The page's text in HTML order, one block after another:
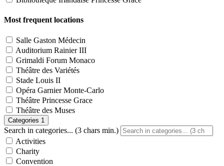
Most frequent locations
Salle Gaston Médecin
Auditorium Rainier III
Grimaldi Forum Monaco
Théâtre des Variétés
Stade Louis II
Opéra Garnier Monte-Carlo
Théâtre Princesse Grace
Théâtre des Muses
Categories 1
Search in categories... (3 chars min.)
Activities
Charity
Convention